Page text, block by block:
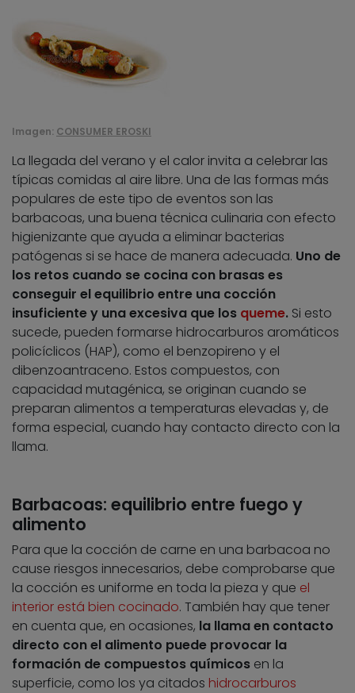
Imagen: CONSUMER EROSKI
La llegada del verano y el calor invita a celebrar las
típicas comidas al aire libre. Una de las formas más
populares de este tipo de eventos son las
barbacoas, una buena técnica culinaria con efecto
higienizante que ayuda a eliminar bacterias
patógenas si se hace de manera adecuada. Uno de
los retos cuando se cocina con brasas es
conseguir el equilibrio entre una cocción
insuficiente y una excesiva que los queme. Si esto
sucede, pueden formarse hidrocarburos aromáticos
policíclicos (HAP), como el benzopireno y el
dibenzoantraceno. Estos compuestos, con
capacidad mutagénica, se originan cuando se
preparan alimentos a temperaturas elevadas y, de
forma especial, cuando hay contacto directo con la
llama.
Barbacoas: equilibrio entre fuego y
alimento
Para que la cocción de carne en una barbacoa no
cause riesgos innecesarios, debe comprobarse que
la cocción es uniforme en toda la pieza y que el
interior está bien cocinado. También hay que tener
en cuenta que, en ocasiones, la llama en contacto
directo con el alimento puede provocar la
formación de compuestos químicos en la
superficie, como los ya citados hidrocarburos